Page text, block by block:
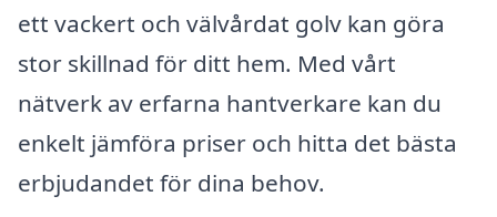
ett vackert och välvårdat golv kan göra
stor skillnad för ditt hem. Med vårt
nätverk av erfarna hantverkare kan du
enkelt jämföra priser och hitta det bästa
erbjudandet för dina behov.